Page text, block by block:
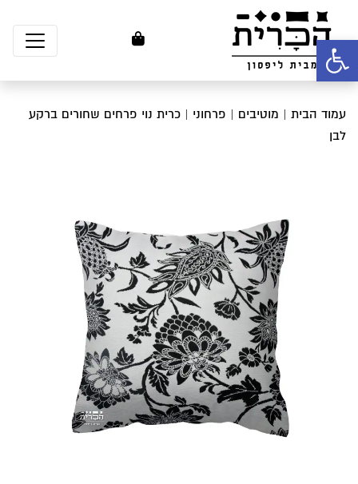
פתח סרגל נגישות
עמוד הבית | מוטיבים | פרחוני | כרית נוי פרחים שחורים ברקע
לבן